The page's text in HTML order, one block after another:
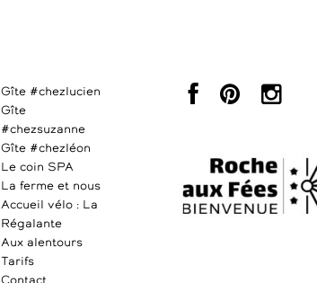
Gîte #chezlucien
Gîte
#chezsuzanne
Gîte #chezléon
Le coin SPA
La ferme et nous
Accueil vélo : La
Régalante
Aux alentours
Tarifs